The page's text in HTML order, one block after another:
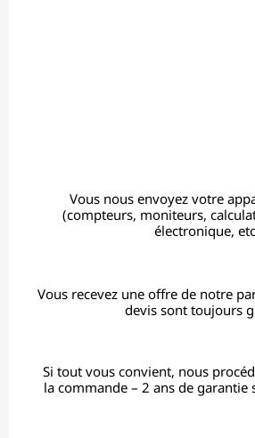
Vous nous envoyez votre
(compteurs, moniteurs,
électronique,
Vous recevez une offre de notre
devis sont toujours
Si tout vous convient, nous
la commande – 2 ans de garantie